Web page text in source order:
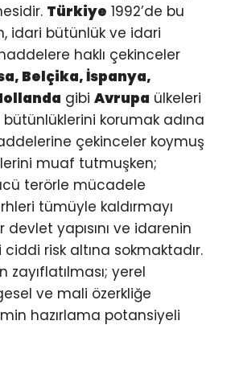
Türkiye 1992’de bu
idari bütünlük ve idari
haklı çekinceler
Belçika, İspanya,
gibi Avrupa ülkeleri
korumak adına
çekinceler koymuş
muaf tutmuşken;
terörle mücadele
tümüyle kaldırmayı
yapısını ve idarenin
risk altına sokmaktadır.
zayıflatılması; yerel
ve mali özerkliğe
hazırlama potansiyeli